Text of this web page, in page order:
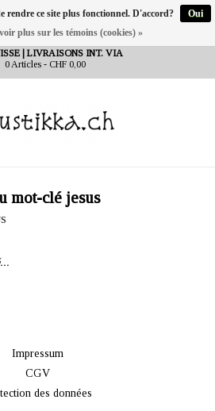
| LIVRAISONS INT. VIA
0 Articles - CHF 0,00
mot-clé jesus
Impressum
CGV
des données
rendre ce site plus fonctionnel. D'accord?
Oui
plus sur les témoins (cookies) »